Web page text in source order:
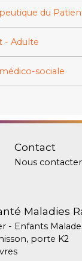
du
- Adulte
sociale
Contact
Nous contacter
Maladies
- Enfants
porte K2